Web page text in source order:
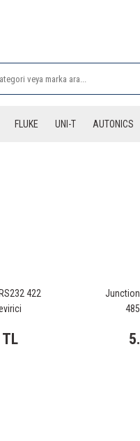
FLUKE UNI-T AUTONICS
422
Junction